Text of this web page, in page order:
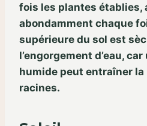
fois les plantes établies,
abondamment chaque
supérieure du sol est
l’engorgement d’eau,
humide peut entraîner
racines.